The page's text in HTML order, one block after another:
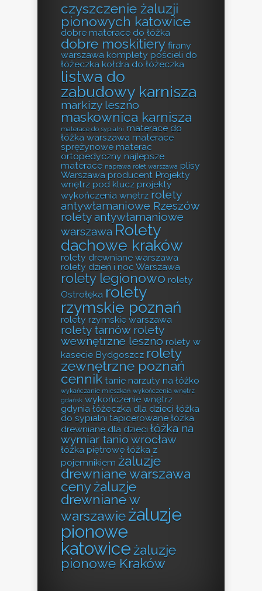
czyszczenie żaluzji
pionowych katowice
dobre materace do łóżka
dobre moskitiery firany
warszawa komplety pościeli do
łóżeczka kołdra do łóżeczka
listwa do
zabudowy karnisza
markizy leszno
maskownica karnisza
materace do sypialni materace do
łóżka warszawa materace
sprężynowe materac
ortopedyczny najlepsze
materace naprawa rolet warszawa plisy
Warszawa producent Projekty
wnętrz pod klucz projekty
wykończenia wnętrz rolety
antywłamaniowe Rzeszów
rolety antywłamaniowe
warszawa Rolety
dachowe kraków
rolety drewniane warszawa
rolety dzień i noc Warszawa
rolety legionowo rolety
Ostrołęka rolety
rzymskie poznań
rolety rzymskie warszawa
rolety tarnów rolety
wewnętrzne leszno rolety w
kasecie Bydgoszcz rolety
zewnętrzne poznań
cennik tanie narzuty na łóżko
wykańczanie mieszkań wykończenia wnętrz
gdańsk wykończenie wnętrz
gdynia łóżeczka dla dzieci łóżka
do sypialni tapicerowane łóżka
drewniane dla dzieci łóżka na
wymiar tanio wrocław
łóżka piętrowe łóżka z
pojemnikiem żaluzje
drewniane warszawa
cenyżaluzje
drewniane w
warszawieżaluzje
pionowe
katowice żaluzje
pionowe Kraków